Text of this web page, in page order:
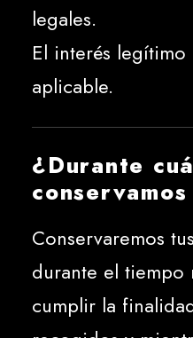
legales.
El interés
aplicable.
¿Durante
Conservaremos
durante el tiempo
cumplir la